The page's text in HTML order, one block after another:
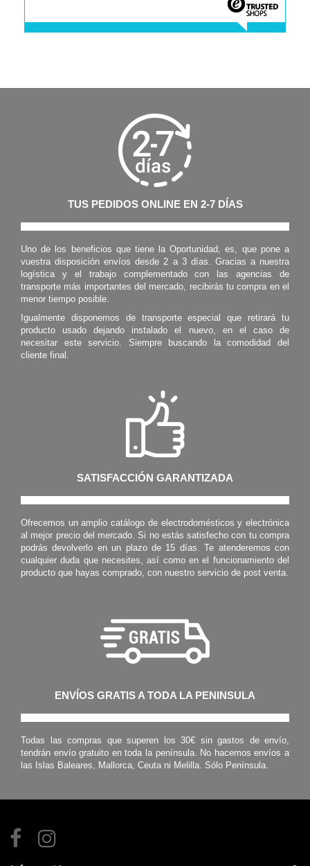
TUS PEDIDOS ONLINE EN 2-7 DÍAS
Uno de los beneficios que tiene la Oportunidad, es, que pone a
vuestra disposición envíos desde 2 a 3 días. Gracias a nuestra
logística y el trabajo complementado con las agencias de
transporte más importantes del mercado, recibirás tu compra en el
menor tiempo posible.
Igualmente disponemos de transporte especial que retirará tu
producto usado dejando instalado el nuevo, en el caso de
necesitar este servicio. Siempre buscando la comodidad del
cliente final.
SATISFACCIÓN GARANTIZADA
Ofrecemos un amplio catálogo de electrodomésticos y electrónica
al mejor precio del mercado. Si no estás satisfecho con tu compra
podrás devolverlo en un plazo de 15 días. Te atenderemos con
cualquier duda que necesites, así como en el funcionamiento del
producto que hayas comprado, con nuestro servicio de post venta.
ENVÍOS GRATIS A TODA LA PENINSULA
Todas las compras que superen los 30€ sin gastos de envío,
tendrán envío gratuito en toda la península. No hacemos envíos a
las Islas Baleares, Mallorca, Ceuta ni Melilla. Sólo Península.